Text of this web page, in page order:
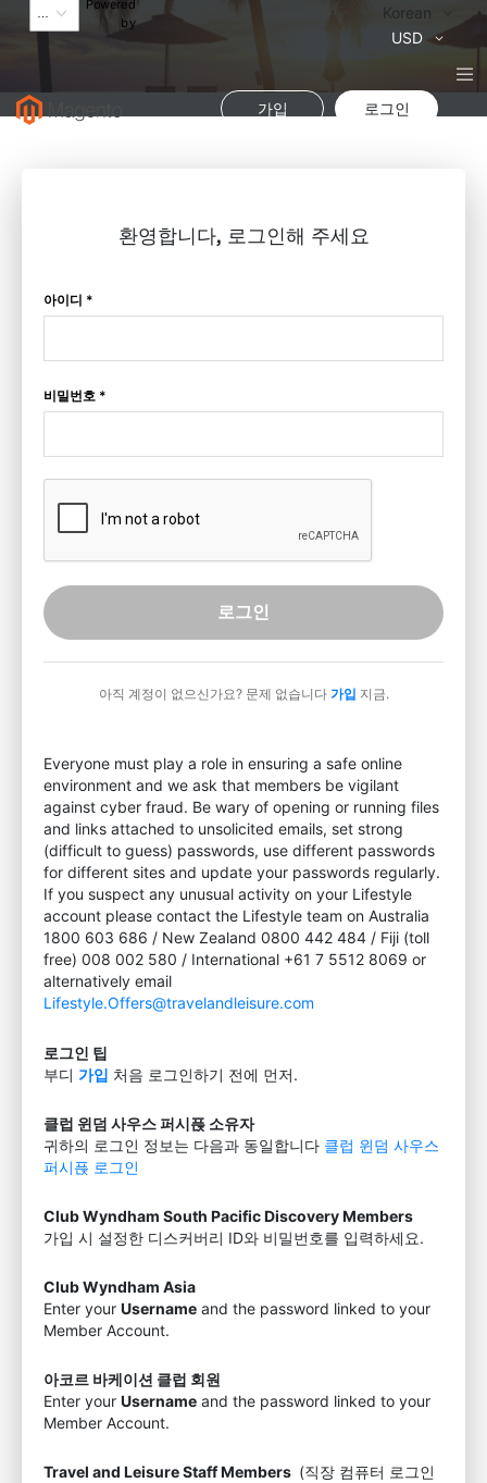
Powered
by
Language
Korean
USD
가입 로그인
환영합니다, 로그인해 주세요
아이디 *
비밀번호 *
로그인
아직 계정이 없으신가요? 문제 없습니다 가입 지금.
Everyone must play a role in ensuring a safe online
environment and we ask that members be vigilant
against cyber fraud. Be wary of opening or running files
and links attached to unsolicited emails, set strong
(difficult to guess) passwords, use different passwords
for different sites and update your passwords regularly.
If you suspect any unusual activity on your Lifestyle
account please contact the Lifestyle team on Australia
1800 603 686 / New Zealand 0800 442 484 / Fiji (toll
free) 008 002 580 / International +61 7 5512 8069 or
alternatively email
Lifestyle.Offers@travelandleisure.com
로그인 팁
부디 가입 처음 로그인하기 전에 먼저.
클럽 윈덤 사우스 퍼시픉 소유자
귀하의 로그인 정보는 다음과 동일합니다 클럽 윈덤 사우스
퍼시픉 로그인
Club Wyndham South Pacific Discovery Members
가입 시 설정한 디스커버리 ID와 비밀번호를 입력하세요.
Club Wyndham Asia
Enter your Username and the password linked to your
Member Account.
아코르 바케이션 클럽 회원
Enter your Username and the password linked to your
Member Account.
Travel and Leisure Staff Members (직장 컴퓨터 로그인